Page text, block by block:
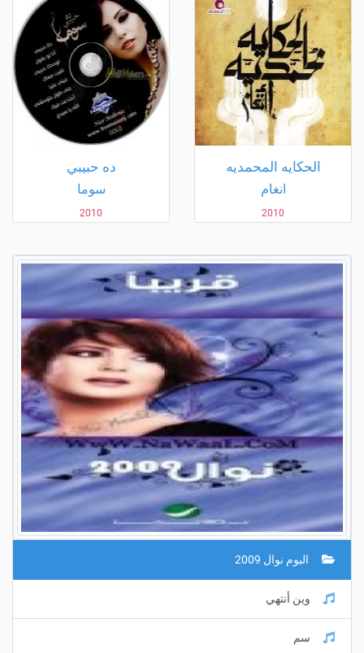
الحكايه المحمديه
انغام
2010
ده حبيبي
سوما
2010
البوم نوال 2009
وين أنتهي
سم